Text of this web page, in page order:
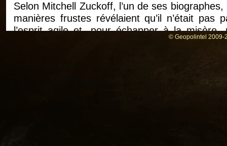
Selon Mitchell Zuckoff, l’un de ses
manières frustes révélaient qu’il n’était
l’esprit agile et, pour échapper à la
esprit en permanence. Comme Bernard
© Geopolintel 2009-